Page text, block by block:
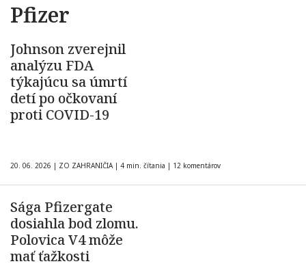
Pfizer
Johnson zverejnil
analýzu FDA
týkajúcu sa úmrtí
detí po očkovaní
proti COVID-19
20. 06. 2026 | ZO ZAHRANIČIA | 4 min. čítania | 12 komentárov
Sága Pfizergate
dosiahla bod zlomu.
Polovica V4 môže
mať ťažkosti